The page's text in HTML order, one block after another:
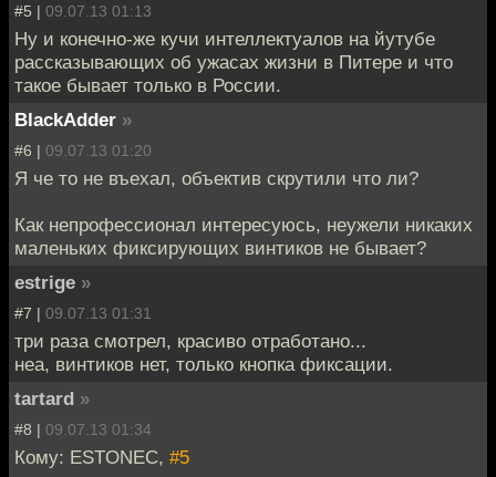
#5 | 09.07.13 01:13
Ну и конечно-же кучи интеллектуалов на йутубе
рассказывающих об ужасах жизни в Питере и что
такое бывает только в России.
BlackAdder »
#6 | 09.07.13 01:20
Я че то не въехал, объектив скрутили что ли?
Как непрофессионал интересуюсь, неужели никаких
маленьких фиксирующих винтиков не бывает?
estrige »
#7 | 09.07.13 01:31
три раза смотрел, красиво отработано...
неа, винтиков нет, только кнопка фиксации.
tartard »
#8 | 09.07.13 01:34
Кому: ESTONEC, #5